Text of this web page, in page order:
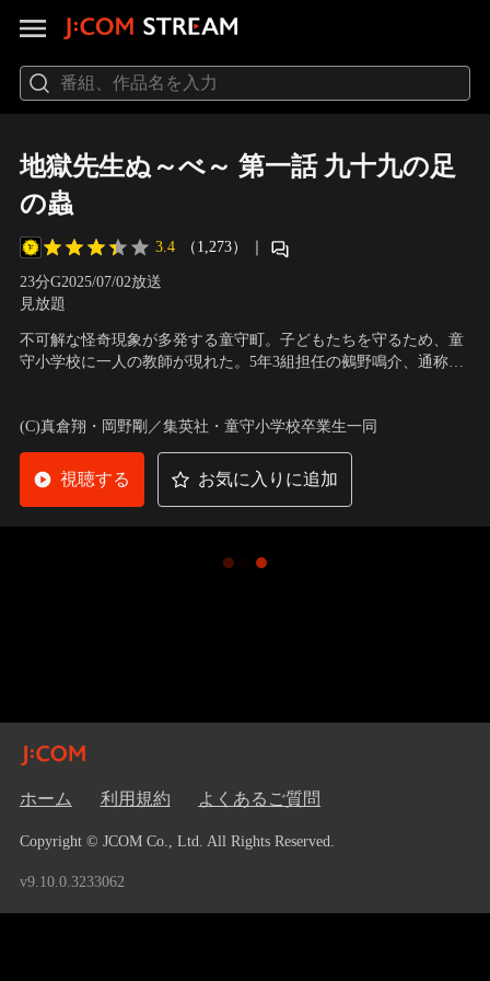
地獄先生ぬ～べ～ 第一話 九十九の足
の蟲
3.4 （1,273） ｜
23分G2025/07/02放送
見放題
不可解な怪奇現象が多発する童守町。子どもたちを守るため、童
守小学校に一人の教師が現れた。5年3組担任の鵺野鳴介、通称ぬ
広を心配するクラスメイトたちだが、鵺野は背後に潜む妖怪の存
在に気付く。
也）
(C)真倉翔・岡野剛／集英社・童守小学校卒業生一同
視聴する お気に入りに追加
ホーム 利用規約 よくあるご質問
Copyright © JCOM Co., Ltd. All Rights Reserved.
v9.10.0.3233062